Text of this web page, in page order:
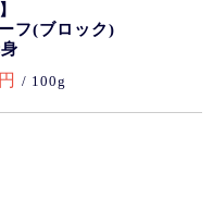
フ(ブロック)
/ 100g